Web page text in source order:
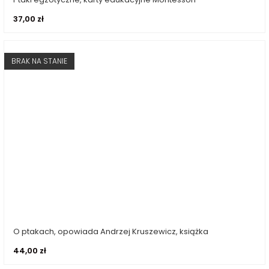
37,00 zł
BRAK NA STANIE
Dowiedz się więcej
O ptakach, opowiada Andrzej Kruszewicz, książka
44,00 zł